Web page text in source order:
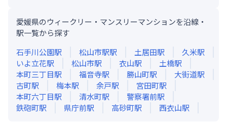
愛媛県のウィークリー・マンスリーマンションを沿線・
駅一覧から探す
石手川公園駅 松山市駅駅 土居田駅 久米駅
いよ立花駅 松山市駅 衣山駅 土橋駅
本町三丁目駅 福音寺駅 勝山町駅 大街道駅
古町駅 梅本駅 余戸駅 宮田町駅
本町六丁目駅 清水町駅 警察署前駅
鉄砲町駅 県庁前駅 高砂町駅 西衣山駅